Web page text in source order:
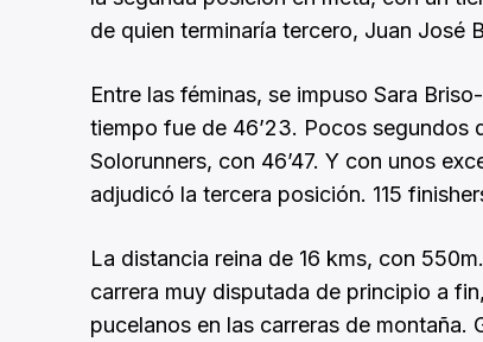
de quien terminaría tercero, Juan José
Entre las féminas, se impuso Sara
tiempo fue de 46’23. Pocos segundos
Solorunners, con 46’47. Y con unos
adjudicó la tercera posición. 115
La distancia reina de 16 kms, con
carrera muy disputada de principio a
pucelanos en las carreras de montaña.